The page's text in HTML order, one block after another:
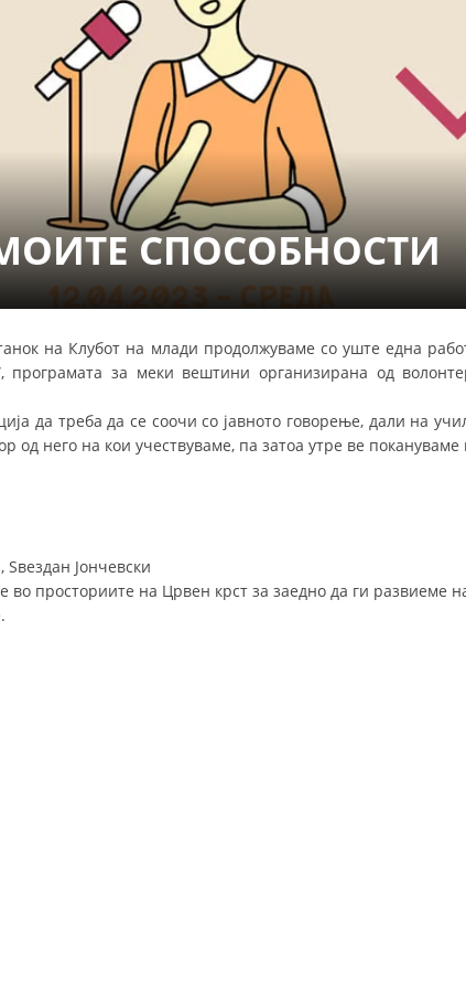
ЧЛЕНСТВО ВО ПРОФЕСИОНАЛНИ
ЗАКОН ЗА ЦКРМ
СТАТУТ НА ЦКРМ
ОРГАНИЗАЦИЈА И РАЗВОЈ
СОБРАНИЕ
СПОСОБНОСТИ
на Клубот на млади продолжуваме со уште една
програмата за меки вештини организирана од
да треба да се соочи со јавното говорење, дали на
од него на кои учествуваме, па затоа утре ве
Ѕвездан Јончевски
во просториите на Црвен крст за заедно да ги развиеме